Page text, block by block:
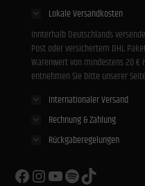
Lokale Versandkosten
Innterhalb Deutschlands
Post oder versichertem DHL
Warenwert von mindestens 20
entnehmen Sie bitte unserer
Internationaler Versand
Rechnung & Zahlung
Rückgaberegelungen
Facebook
Instagram
YouTube
Spotify
TikTok